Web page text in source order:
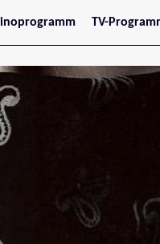
Jetzt im Kino
Wien
Niederösterreich
Oberösterreich
Steiermark
Burgenland
TV-